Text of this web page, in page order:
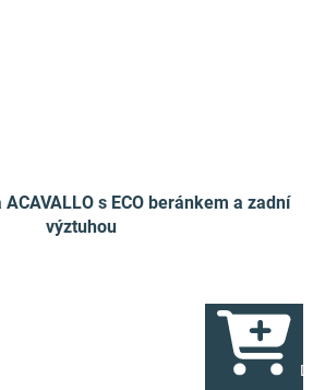
s ECO beránkem a zadní
výztuhou
Do